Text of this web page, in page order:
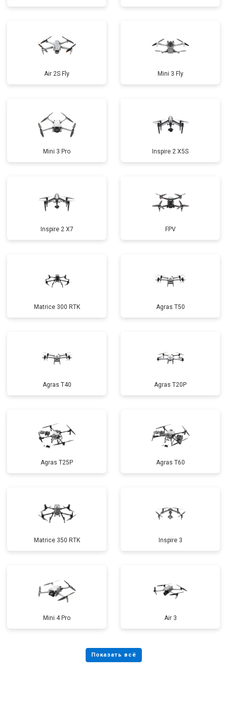
Air 2S Fly Mini 3 Fly
Mini 3 Pro Inspire 2 X5S
Inspire 2 X7 FPV
Matrice 300 RTK Agras T50
Agras T40 Agras T20P
Agras T25P Agras T60
Matrice 350 RTK Inspire 3
Mini 4 Pro Air 3